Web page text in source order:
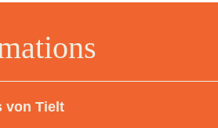
von Tielt